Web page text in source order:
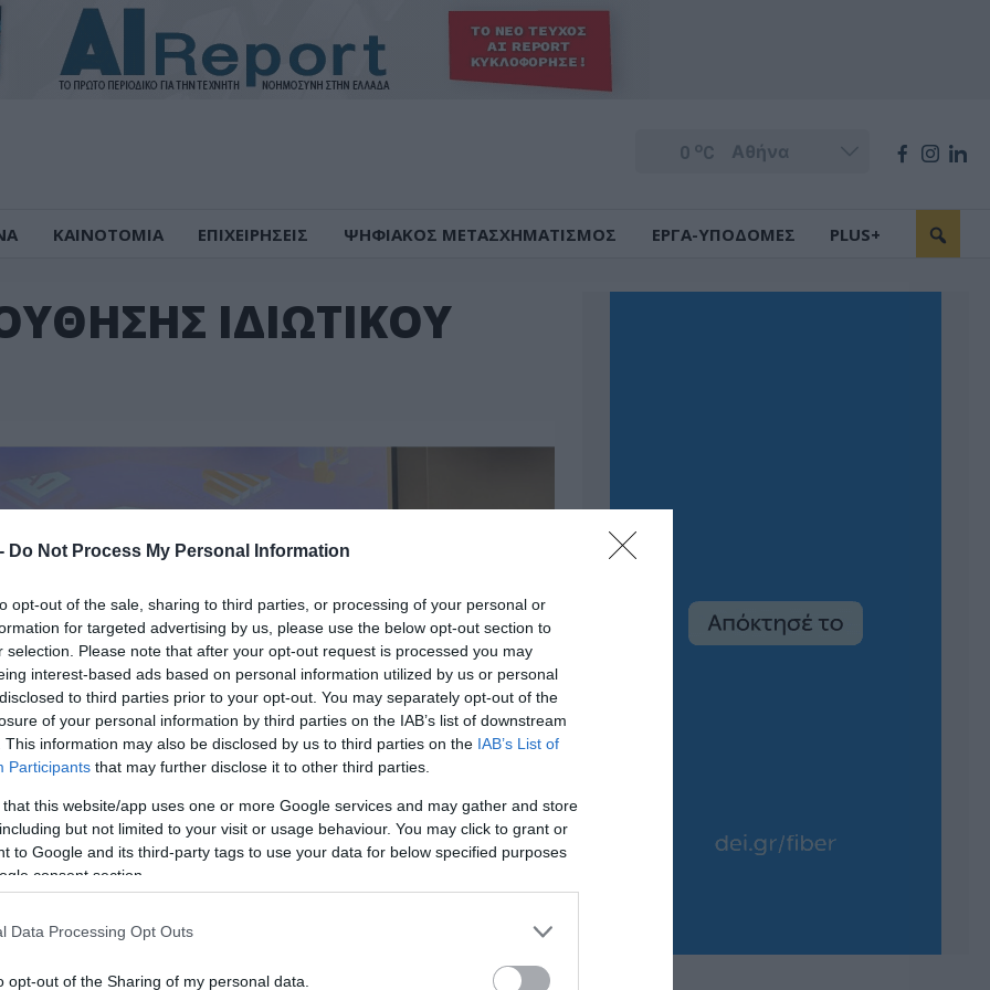
Do Not Process My Personal Information
opt-out of the sale, sharing to third parties, or processing of your personal or
for targeted advertising by us, please use the below opt-out section to
selection. Please note that after your opt-out request is processed you may
interest-based ads based on personal information utilized by us or personal
to third parties prior to your opt-out. You may separately opt-out of the
of your personal information by third parties on the IAB’s list of downstream
This information may also be disclosed by us to third parties on the IAB’s List of
Participants that may further disclose it to other third parties.
that this website/app uses one or more Google services and may gather and store
but not limited to your visit or usage behaviour. You may click to grant or
to Google and its third-party tags to use your data for below specified purposes
consent section.
Data Processing Opt Outs
opt-out of the Sharing of my personal data.
0 oC
ΚΑΙΝΟΤΟΜΙΑ ΕΠΙΧΕΙΡΗΣΕΙΣ ΨΗΦΙΑΚΟΣ ΜΕΤΑΣΧΗΜΑΤΙΣΜΟΣ ΕΡΓΑ-ΥΠΟΔΟΜΕΣ PLUS+
ΙΔΙΩΤΙΚΟΥ